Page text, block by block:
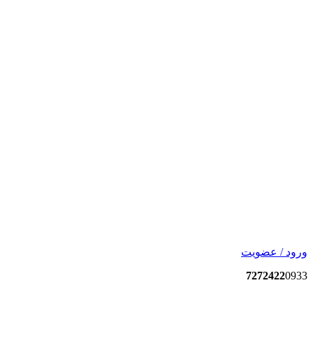
ورود / عضویت
72724220933